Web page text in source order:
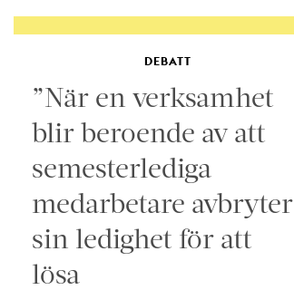
DEBATT
”När en verksamhet
blir beroende av att
semesterlediga
medarbetare avbryter
sin ledighet för att
lösa